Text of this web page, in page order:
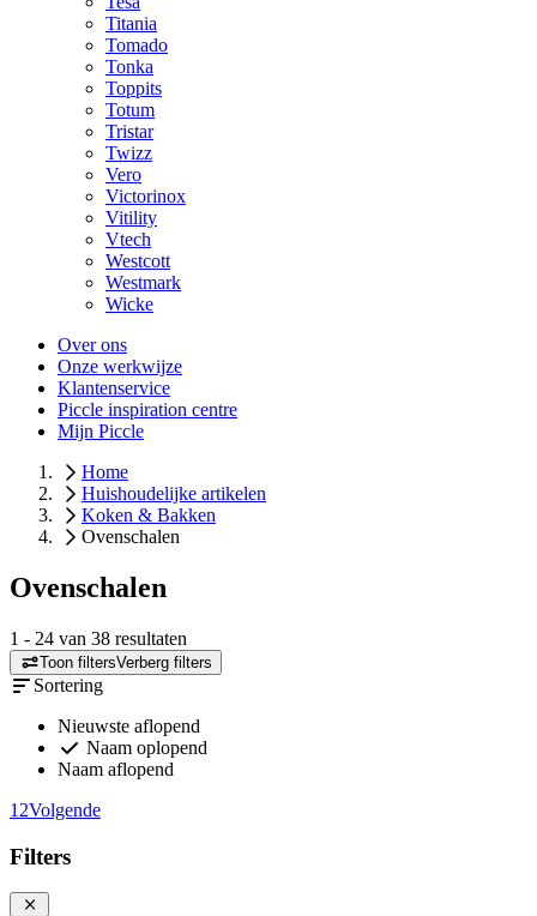
Titania
Tomado
Tonka
Toppits
Totum
Tristar
Twizz
Vero
Victorinox
Vitility
Vtech
Westcott
Westmark
Wicke
Over ons
Onze werkwijze
Klantenservice
Piccle inspiration centre
Mijn Piccle
Home
Huishoudelijke artikelen
Koken & Bakken
Ovenschalen
Ovenschalen
1 - 24 van 38 resultaten
Toon filtersVerberg filters
Sortering
Nieuwste aflopend
Naam oplopend
Naam aflopend
1 2Volgende
Filters